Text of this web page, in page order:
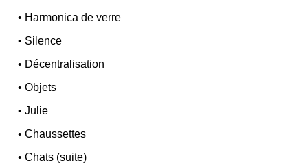
• Harmonica de verre
• Silence
• Décentralisation
•Objets
•Julie
•Chaussettes
•Chats (suite)